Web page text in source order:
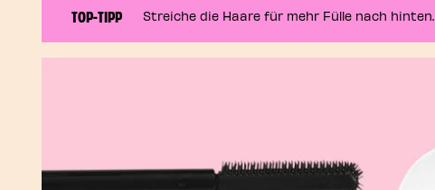
TOP-TIPP Streiche die Haare für mehr Fülle nach hinten.